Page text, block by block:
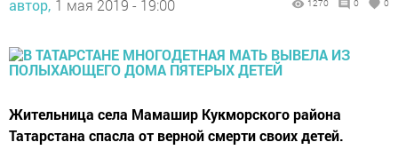
автор, 1 мая 2019 - 19:00 1270 0 0
Жительница села Мамашир Кукморского района
Татарстана спасла от верной смерти своих детей.